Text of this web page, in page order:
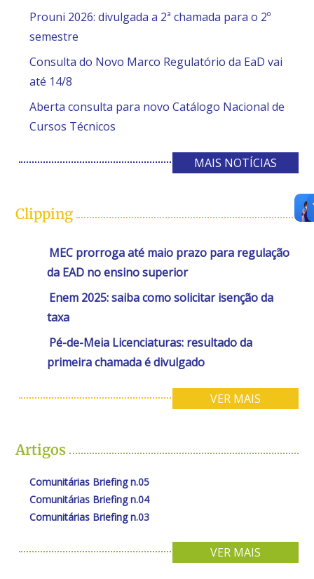
Prouni 2026: divulgada a 2ª chamada para o 2º
semestre
Consulta do Novo Marco Regulatório da EaD vai
até 14/8
Aberta consulta para novo Catálogo Nacional de
Cursos Técnicos
MAIS NOTÍCIAS
Clipping
MEC prorroga até maio prazo para regulação
da EAD no ensino superior
Enem 2025: saiba como solicitar isenção da
taxa
Pé-de-Meia Licenciaturas: resultado da
primeira chamada é divulgado
VER MAIS
Artigos
Comunitárias Briefing n.05
Comunitárias Briefing n.04
Comunitárias Briefing n.03
VER MAIS